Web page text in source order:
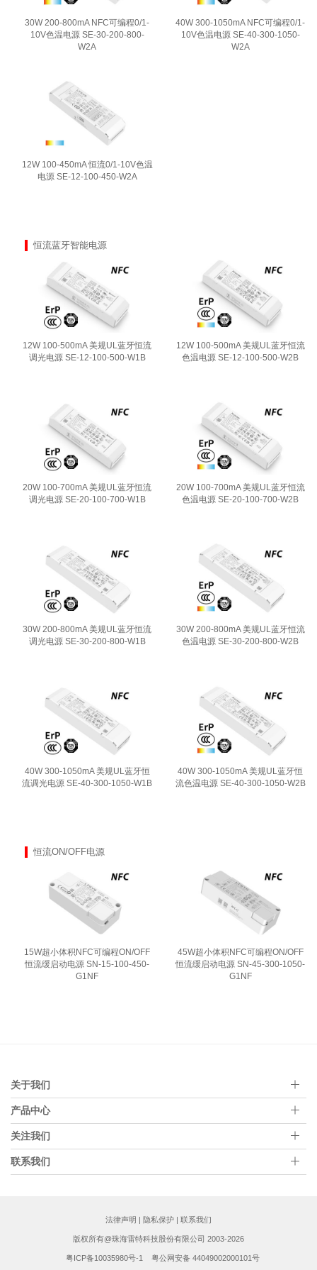
30W 200-800mA NFC可编程0/1-
10V色温电源 SE-30-200-800-
W2A
40W 300-1050mA NFC可编程0/1-
10V色温电源 SE-40-300-1050-
W2A
12W 100-450mA 恒流0/1-10V色温
电源 SE-12-100-450-W2A
恒流蓝牙智能电源
12W 100-500mA 美规UL蓝牙恒流
调光电源 SE-12-100-500-W1B
12W 100-500mA 美规UL蓝牙恒流
色温电源 SE-12-100-500-W2B
20W 100-700mA 美规UL蓝牙恒流
调光电源 SE-20-100-700-W1B
20W 100-700mA 美规UL蓝牙恒流
色温电源 SE-20-100-700-W2B
30W 200-800mA 美规UL蓝牙恒流
调光电源 SE-30-200-800-W1B
30W 200-800mA 美规UL蓝牙恒流
色温电源 SE-30-200-800-W2B
40W 300-1050mA 美规UL蓝牙恒
流调光电源 SE-40-300-1050-W1B
40W 300-1050mA 美规UL蓝牙恒
流色温电源 SE-40-300-1050-W2B
恒流ON/OFF电源
15W超小体积NFC可编程ON/OFF
恒流缓启动电源 SN-15-100-450-
G1NF
45W超小体积NFC可编程ON/OFF
恒流缓启动电源 SN-45-300-1050-
G1NF
关于我们
产品中心
关注我们
联系我们
法律声明 | 隐私保护 | 联系我们
版权所有@珠海雷特科技股份有限公司 2003-2026
粤ICP备10035980号-1 粤公网安备 44049002000101号